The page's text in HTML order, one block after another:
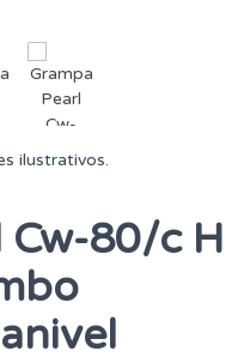
ilustrativos.
Cw-80/c H